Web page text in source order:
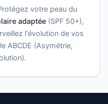
votre peau du
adaptée (SPF 50+),
l'évolution de vos
ABCDE (Asymétrie,